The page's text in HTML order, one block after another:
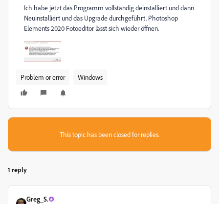
Ich habe jetzt das Programm vollständig deinstalliert und dann
Neuinstalliert und das Upgrade durchgeführt. Photoshop
Elements 2020 Fotoeditor lässt sich wieder öffnen.
Problem or error Windows
This topic has been closed for replies.
1 reply
Greg_S.